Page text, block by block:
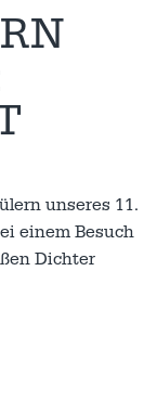
unseres 11.
einem Besuch
Dichter